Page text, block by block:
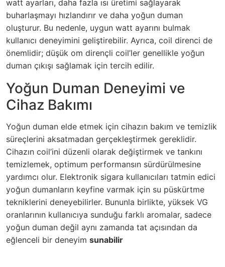
watt ayarları, daha fazla ısı üretimi sağlayarak
buharlaşmayı hızlandırır ve daha yoğun duman
oluşturur. Bu nedenle, uygun watt ayarını bulmak
kullanıcı deneyimini geliştirebilir. Ayrıca, coil direnci de
önemlidir; düşük om dirençli coil’ler genellikle yoğun
duman çıkışı sağlamak için tercih edilir.
Yoğun Duman Deneyimi ve
Cihaz Bakımı
Yoğun duman elde etmek için cihazın bakım ve temizlik
süreçlerini aksatmadan gerçekleştirmek gereklidir.
Cihazın coil’ini düzenli olarak değiştirmek ve tankını
temizlemek, optimum performansın sürdürülmesine
yardımcı olur. Elektronik sigara kullanıcıları tatmin edici
yoğun dumanların keyfine varmak için su püskürtme
tekniklerini deneyebilirler. Bununla birlikte, yüksek VG
oranlarının kullanıcıya sunduğu farklı aromalar, sadece
yoğun duman değil aynı zamanda tat açısından da
eğlenceli bir deneyim sunabilir